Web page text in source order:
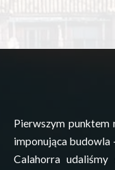
Pierwszym punktem
imponująca budowla
Calahorra